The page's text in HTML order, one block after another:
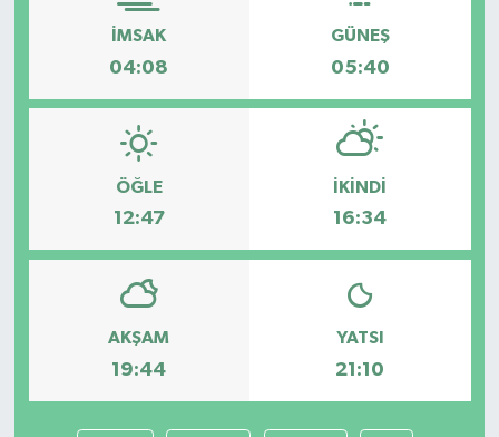
İMSAK
04:08
GÜNEŞ
05:40
ÖĞLE
12:47
İKINDI
16:34
AKŞAM
19:44
YATSI
21:10